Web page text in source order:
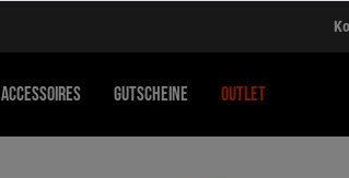
ACCESSOIRES GUTSCHEINE OUTLET